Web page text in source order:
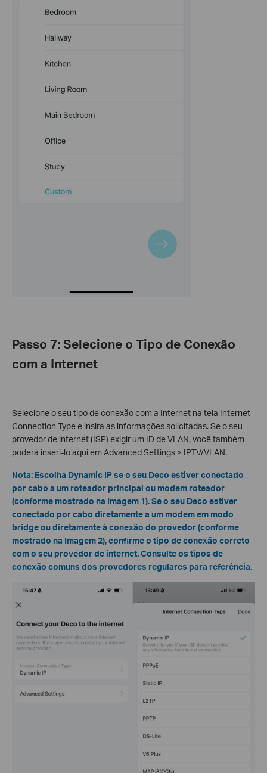
Passo 7: Selecione o Tipo de Conexão
com a Internet
Selecione o seu tipo de conexão com a Internet na tela Internet
Connection Type e insira as informações solicitadas. Se o seu
provedor de internet (ISP) exigir um ID de VLAN, você também
poderá inseri-lo aqui em Advanced Settings > IPTV/VLAN.
Nota: Escolha Dynamic IP se o seu Deco estiver conectado
por cabo a um roteador principal ou modem roteador
(conforme mostrado na Imagem 1). Se o seu Deco estiver
conectado por cabo diretamente a um modem em modo
bridge ou diretamente à conexão do provedor (conforme
mostrado na Imagem 2), confirme o tipo de conexão correto
com o seu provedor de internet. Consulte os tipos de
conexão comuns dos provedores regulares para referência.